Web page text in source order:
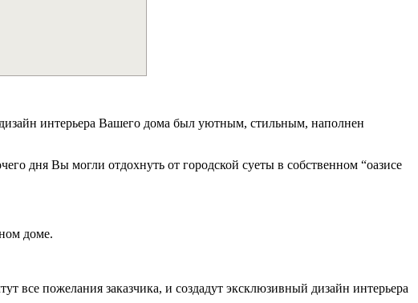
интерьера Вашего дома был уютным, стильным, наполнен
дня Вы могли отдохнуть от городской суеты в собственном “оазисе
доме.
все пожелания заказчика, и создадут эксклюзивный дизайн интерьера